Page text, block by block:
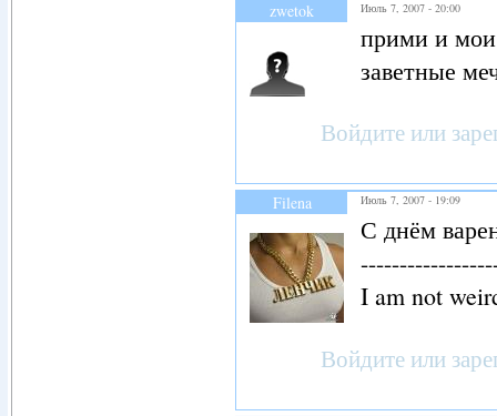
zwetok Июль 7, 2007 - 20:00
прими и мои
заветные
Войдите или
Filena Июль 7, 2007 - 19:09
С днём
I am not
Войдите или